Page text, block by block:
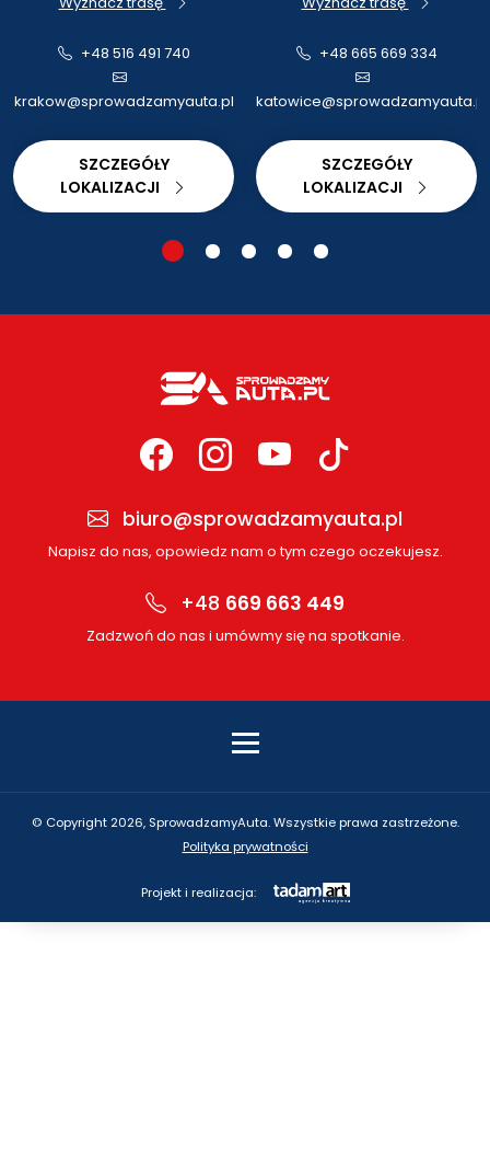
+48 516 491 740
krakow@sprowadzamyauta.pl
SZCZEGÓŁY
LOKALIZACJI
+48 665 669 334
katowice@sprowadzamyauta.pl
SZCZEGÓŁY
LOKALIZACJI
biuro@sprowadzamyauta.pl
Napisz do nas, opowiedz nam o tym czego oczekujesz.
+48 669 663 449
Zadzwoń do nas i umówmy się na spotkanie.
© Copyright 2026, SprowadzamyAuta. Wszystkie prawa zastrzeżone.
Polityka prywatności
Projekt i realizacja: